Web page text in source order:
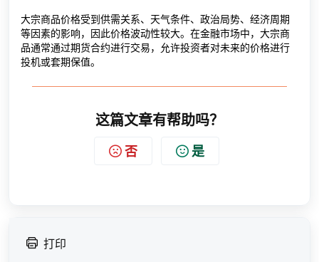
大宗商品价格受到供需关系、天气条件、政治局势、经济周期
等因素的影响，因此价格波动性较大。在金融市场中，大宗商
品通常通过期货合约进行交易，允许投资者对未来的价格进行
投机或套期保值。
这篇文章有帮助吗？
否 是
打印